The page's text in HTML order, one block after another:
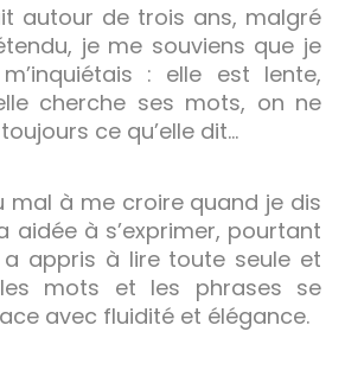
autour de trois ans, malgré
je me souviens que je
: elle est lente,
cherche ses mots, on ne
ce qu’elle dit…
mal à me croire quand je dis
aidée à s’exprimer, pourtant
a appris à lire toute seule et
mots et les phrases se
avec fluidité et élégance.